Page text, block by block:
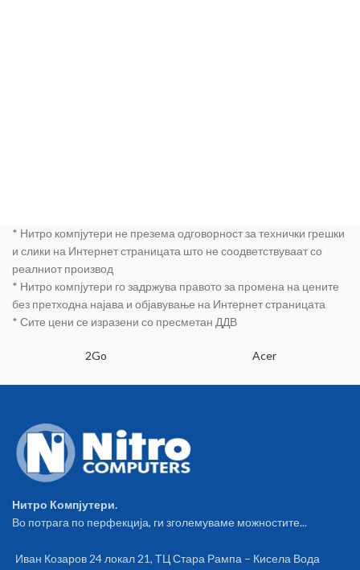
* Нитро компјутери не презема одговорност за технички грешки
и слики на Интернет страницата што не соодветствуваат со
реалниот производ
* Нитро компјутери го задржува правото за промена на цените
без претходна најава и објавување на Интернет страницата
* Сите цени се изразени со пресметан ДДВ
2Go Acer
Нитро Компјутери.
Во потрага по перфекција, ги зголемуваме можностите...
Иван Козаров 24 локал 21, ТЦ Стара Рампа – Кисела Вода